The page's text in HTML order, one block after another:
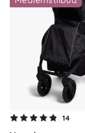
14
Om oss
Kontakt oss